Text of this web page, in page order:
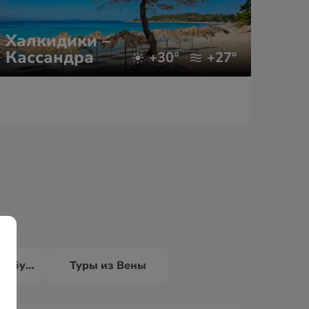
Халкидики –
Кассандра +30° +27°
Туры из Зальцбурга Туры из Вены